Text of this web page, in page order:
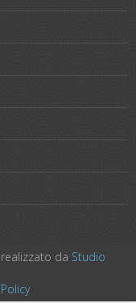
da Studio